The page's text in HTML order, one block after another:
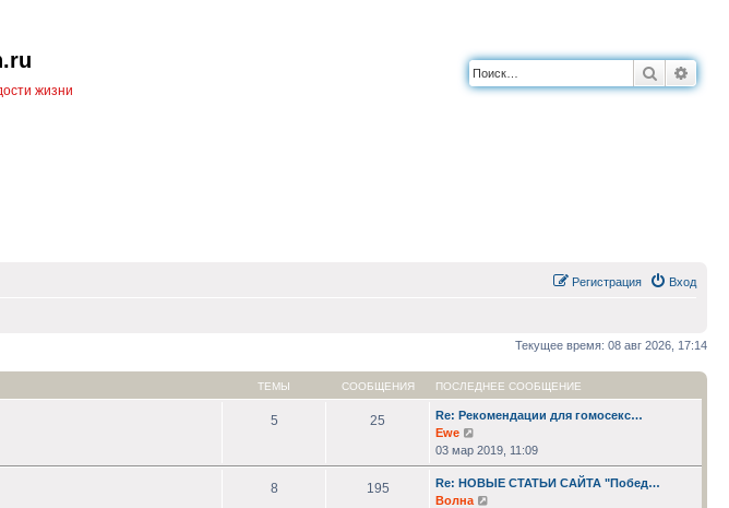
жизни
Поиск
Вход
Регистрация
Текущее время: 08 авг 2026, 17:14
ТЕМЫ СООБЩЕНИЯ ПОСЛЕДНЕЕ СООБЩЕНИЕ
5 25
Re: Рекомендации для гомосекс…
Ewe
к
последнему
сообщению
03 мар 2019, 11:09
8 195
Re: НОВЫЕ СТАТЬИ САЙТА "Побед…
Волна